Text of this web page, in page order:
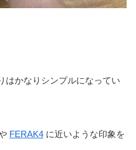
はかなりシンプルになってい
FERAK4 に近いような印象を